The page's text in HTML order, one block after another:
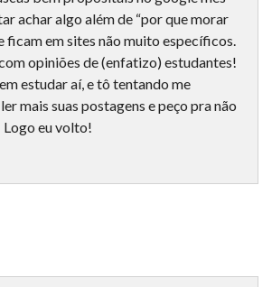
achar algo além de “por que morar
ficam em sites não muito específicos.
opiniões de (enfatizo) estudantes!
estudar aí, e tô tentando me
mais suas postagens e peço pra não
eu volto!